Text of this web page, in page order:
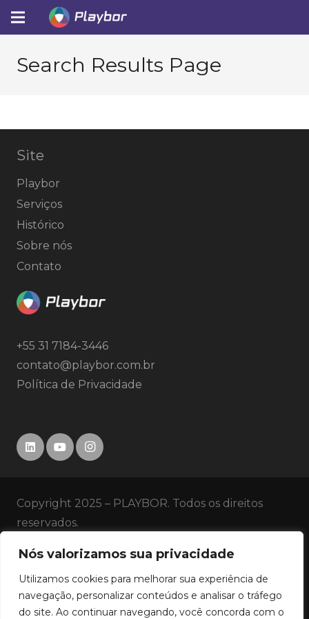
Nós valorizamos sua privacidade
Utilizamos cookies para melhorar sua experiência de
navegação, personalizar conteúdos e analisar o tráfego
do site. Ao continuar navegando, você concorda com o
Search Results Page
Site
Playbor
Serviços
Histórico
Sobre nós
Contato
+55 31 7184-3446
contato@playbor.com.br
Política de Privacidade
Copyright 2025 – PLAYBOR. Todos os direitos
reservados.
HISTÓRICO